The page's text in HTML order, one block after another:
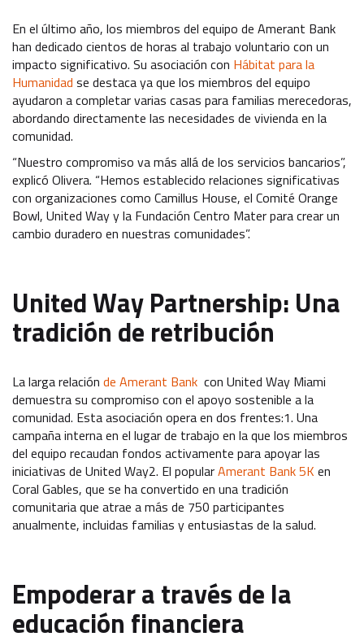
En el último año, los miembros del equipo de Amerant Bank
han dedicado cientos de horas al trabajo voluntario con un
impacto significativo. Su asociación con Hábitat para la
Humanidad se destaca ya que los miembros del equipo
ayudaron a completar varias casas para familias merecedoras,
abordando directamente las necesidades de vivienda en la
comunidad.
“Nuestro compromiso va más allá de los servicios bancarios”,
explicó Olivera. “Hemos establecido relaciones significativas
con organizaciones como Camillus House, el Comité Orange
Bowl, United Way y la Fundación Centro Mater para crear un
cambio duradero en nuestras comunidades”.
United Way Partnership: Una
tradición de retribución
La larga relación de Amerant Bank con United Way Miami
demuestra su compromiso con el apoyo sostenible a la
comunidad. Esta asociación opera en dos frentes:1. Una
campaña interna en el lugar de trabajo en la que los miembros
del equipo recaudan fondos activamente para apoyar las
iniciativas de United Way2. El popularAmerant Bank 5K en
Coral Gables, que se ha convertido en una tradición
comunitaria que atrae a más de 750 participantes
anualmente, incluidas familias y entusiastas de la salud.
Empoderar a través de la
educación financiera